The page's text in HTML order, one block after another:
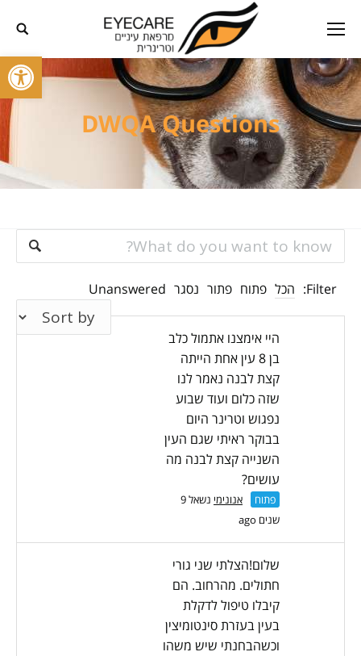
פתח
DWQA Questions
Filter: הכל פתוח פתור נסגר Unanswered
היי אימצנו אתמול כלב
בן 8 עין אחת הייתה
קצת לבנה נאמר לנו
שזה כלום ועוד שבוע
נפגוש וטרינר היום
בבוקר ראיתי שגם העין
השנייה קצת לבנה מה
עושים?
פתוח אנונימי
נשאל 9
שנים ago
שלום!הצלתי שני גורי
חתולים. מהרחוב. הם
קיבלו טיפול לדקלת
בעין בעזרת סינטומיצין
וכשהבחנתי שיש משהו